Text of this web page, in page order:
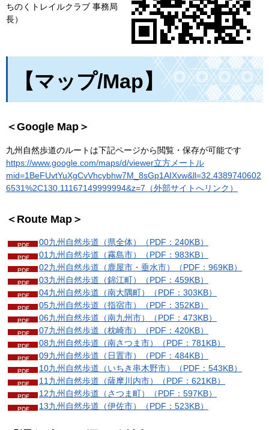
ちのくトレイルクラブ 事務局
長）
【マップ/Map】
＜Google Map＞
九州自然歩道のルートは下記ページから閲覧・保存が可能です
https://www.google.com/maps/d/viewer立方メートル
mid=1BeFUvtYuXgCvVhcybhw7M_8sGp1AIXvw&ll=32.4389740602
6531%2C130.11167149999994&z=7（外部サイトへリンク）
＜Route Map＞
00九州自然歩道（県全体）（PDF：240KB）
01九州自然歩道（霧島市）（PDF：983KB）
02九州自然歩道（鹿屋市・垂水市）（PDF：969KB）
03九州自然歩道（錦江町）（PDF：459KB）
04九州自然歩道（南大隅町）（PDF：303KB）
05九州自然歩道（指宿市）（PDF：352KB）
06九州自然歩道（南九州市）（PDF：473KB）
07九州自然歩道（枕崎市）（PDF：420KB）
08九州自然歩道（南さつま市）（PDF：781KB）
09九州自然歩道（日置市）（PDF：484KB）
10九州自然歩道（いちき串木野市）（PDF：543KB）
11九州自然歩道（薩摩川内市）（PDF：621KB）
12九州自然歩道（さつま町）（PDF：597KB）
13九州自然歩道（伊佐市）（PDF：523KB）